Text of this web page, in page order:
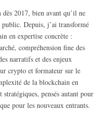
2017, bien avant qu’il ne
Depuis, j’ai transformé
en expertise concrète :
compréhension fine des
narratifs et des enjeux
crypto et formateur sur le
de la blockchain en
pensés autant pour
pour les nouveaux entrants.